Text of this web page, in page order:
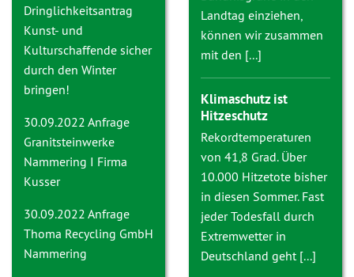
Dringlichkeitsantrag
Kunst- und
Kulturschaffende sicher
durch den Winter
bringen!
30.09.2022 Anfrage
Granitsteinwerke
Nammering I Firma
Kusser
30.09.2022 Anfrage
Thoma Recycling GmbH
Nammering
Landtag einziehen,
können wir zusammen
mit den [...]
Klimaschutz ist
Hitzeschutz
Rekordtemperaturen
von 41,8 Grad. Über
10.000 Hitzetote bisher
in diesen Sommer. Fast
jeder Todesfall durch
Extremwetter in
Deutschland geht [...]